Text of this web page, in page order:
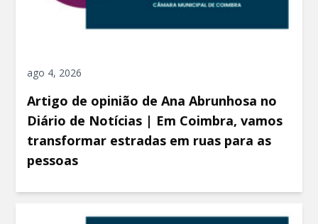
ago 4, 2026
Artigo de opinião de Ana Abrunhosa no
Diário de Notícias | Em Coimbra, vamos
transformar estradas em ruas para as
pessoas